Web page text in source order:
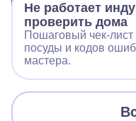
Не работает
проверить дома
Пошаговый чек‑лист
посуды и кодов
мастера.